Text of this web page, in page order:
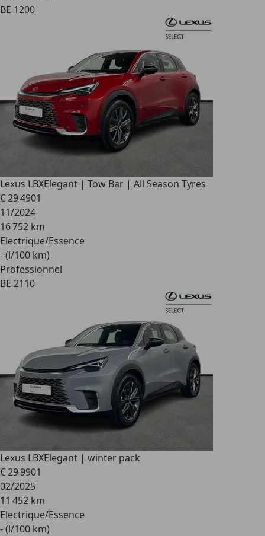
BE 1200
Lexus LBXElegant | Tow Bar | All Season Tyres
€ 29 4901
11/2024
16 752 km
Electrique/Essence
- (l/100 km)
Professionnel
BE 2110
Lexus LBXElegant | winter pack
€ 29 9901
02/2025
11 452 km
Electrique/Essence
- (l/100 km)